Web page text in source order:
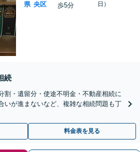
県 央区
歩5分
日）
続
割・遺留分・使途不明金・不動産相続に
いが進まないなど、複雑な相続問題も丁
料金表を見る